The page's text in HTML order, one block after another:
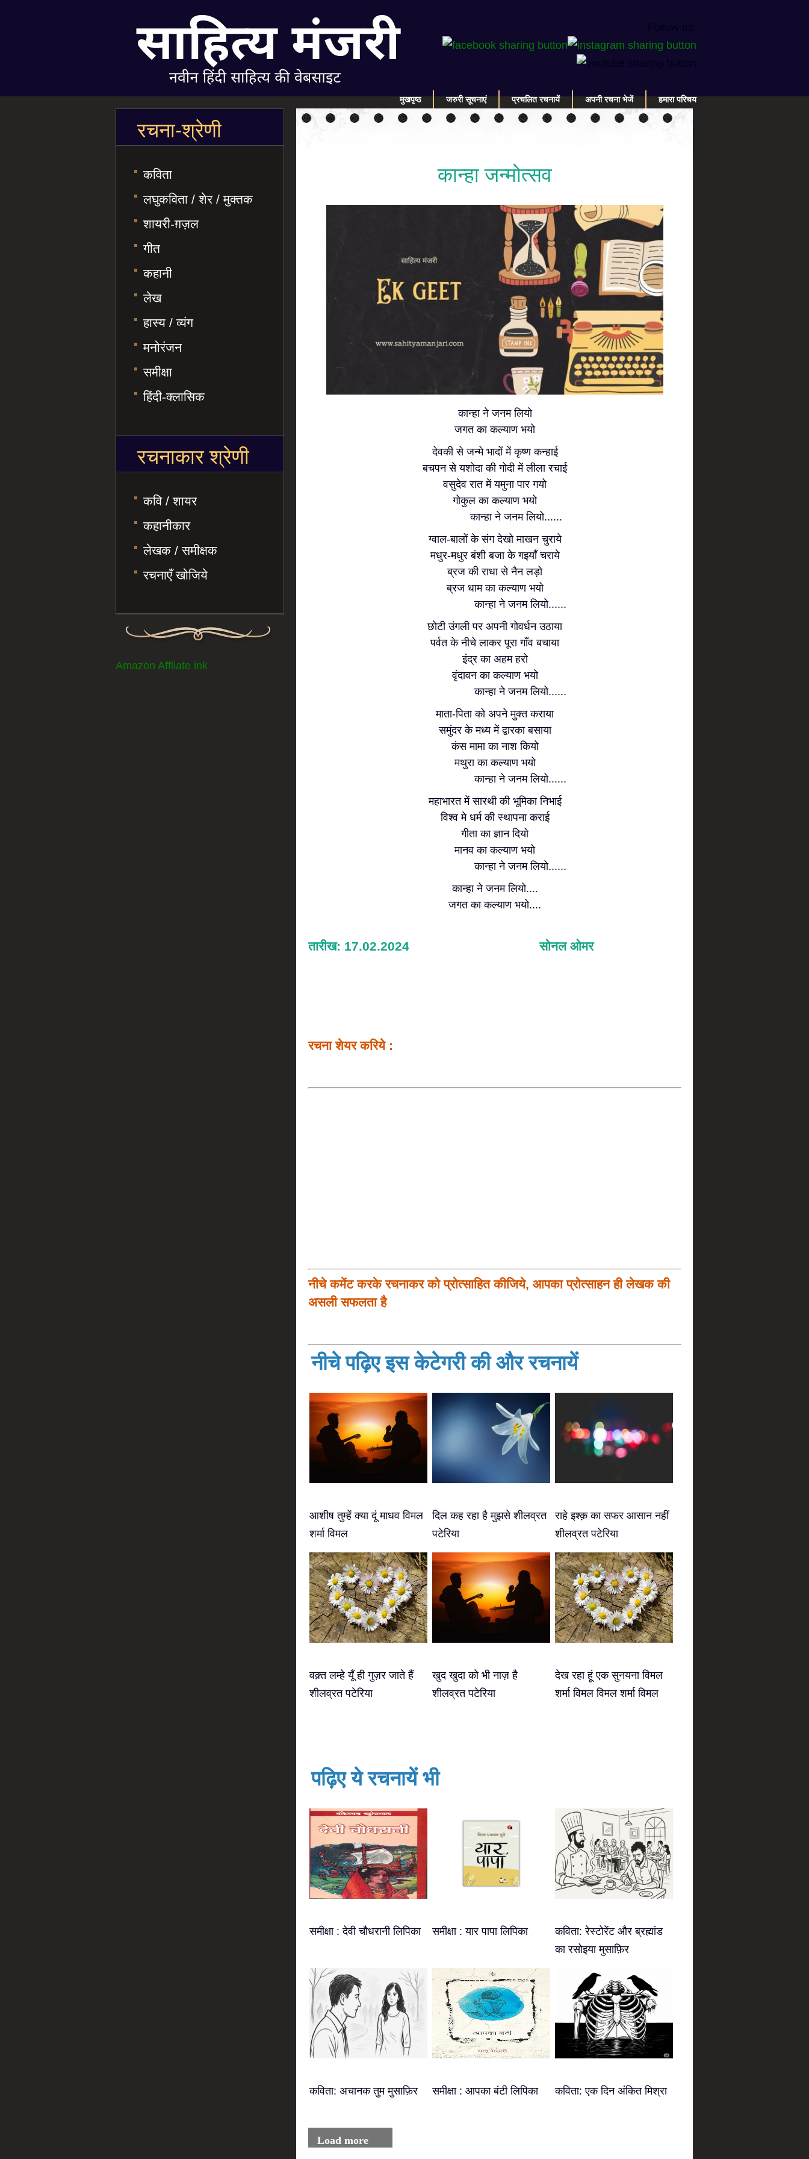
मुखपृष्ठ जरुरी सूचनाएं प्रचलित रचनायें अपनी रचना भेजें हमारा परिचय
कान्हा जन्मोत्सव
कान्हा ने जनम लियो
जगत का कल्याण भयो
देवकी से जन्मे भादों में कृष्ण कन्हाई
बचपन से यशोदा की गोदी में लीला रचाई
वसुदेव रात में यमुना पार गयो
गोकुल का कल्याण भयो
कान्हा ने जनम लियो......
ग्वाल-बालों के संग देखो माखन चुराये
मधुर-मधुर बंशी बजा के गइयाँ चराये
ब्रज की राधा से नैन लड़ो
ब्रज धाम का कल्याण भयो
कान्हा ने जनम लियो......
छोटी उंगली पर अपनी गोवर्धन उठाया
पर्वत के नीचे लाकर पूरा गाँव बचाया
इंद्र का अहम हरो
वृंदावन का कल्याण भयो
कान्हा ने जनम लियो......
माता-पिता को अपने मुक्त कराया
समुंदर के मध्य में द्वारका बसाया
कंस मामा का नाश कियो
मथुरा का कल्याण भयो
कान्हा ने जनम लियो......
महाभारत में सारथी की भूमिका निभाई
विश्व मे धर्म की स्थापना कराई
गीता का ज्ञान दियो
मानव का कल्याण भयो
कान्हा ने जनम लियो......
कान्हा ने जनम लियो....
जगत का कल्याण भयो....
तारीख: 17.02.2024 सोनल ओमर
रचना शेयर करिये :
नीचे कमेंट करके रचनाकर को प्रोत्साहित कीजिये, आपका प्रोत्साहन ही लेखक की
असली सफलता है
नीचे पढ़िए इस केटेगरी की और रचनायें
आशीष तुम्हें क्या दूं माधव विमल
शर्मा विमल
दिल कह रहा है मुझसे शीलव्रत
पटेरिया
राहे इश्क़ का सफर आसान नहीं
शीलव्रत पटेरिया
वक़्त लम्हे यूँ ही गुज़र जाते हैं
शीलव्रत पटेरिया
खुद खुदा को भी नाज़ है
शीलव्रत पटेरिया
देख रहा हूं एक सुनयना विमल
शर्मा विमल विमल शर्मा विमल
पढ़िए ये रचनायें भी
समीक्षा : देवी चौधरानी लिपिका समीक्षा : यार पापा लिपिका
कविता: रेस्टोरेंट और ब्रह्मांड
का रसोइया मुसाफ़िर
कविता: अचानक तुम मुसाफ़िर समीक्षा : आपका बंटी लिपिका कविता: एक दिन अंकित मिश्रा
Load more
रचना-श्रेणी
कविता
लघुकविता / शेर / मुक्तक
शायरी-ग़ज़ल
गीत
कहानी
लेख
हास्य / व्यंग
मनोरंजन
समीक्षा
हिंदी-क्लासिक
रचनाकार श्रेणी
कवि / शायर
कहानीकार
लेखक / समीक्षक
रचनाएँ खोजिये
Amazon Affliate ink